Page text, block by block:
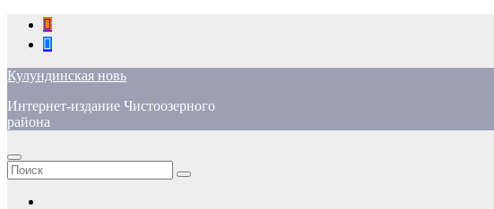
Перейти
содержимому
Кулундинская новь
Интернет-издание Чистоозерного
района